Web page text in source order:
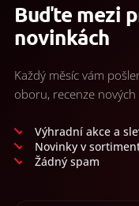
Buďte mezi
novinkách
Každý měsíc vám
oboru, recenze
Výhradní akce a
Novinky v
Žádný spam